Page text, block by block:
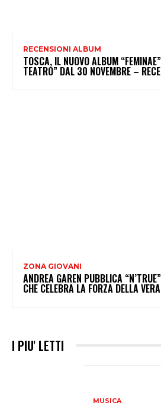
RECENSIONI ALBUM
TOSCA, IL NUOVO ALBUM
TEATRO” DAL 30 NOVEMBRE –
ZONA GIOVANI
ANDREA GAREN PUBBLICA
CHE CELEBRA LA FORZA DELLA
I PIU' LETTI
MUSICA